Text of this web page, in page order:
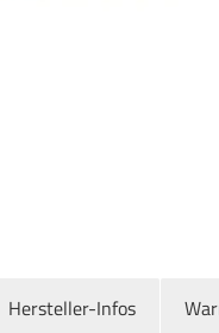
Hersteller-Infos